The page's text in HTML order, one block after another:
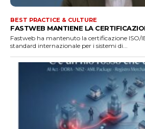
BEST PRACTICE & CULTURE
FASTWEB MANTIENE LA
Fastweb ha mantenuto la certificazione ISO/
standard internazionale per i sistemi di...